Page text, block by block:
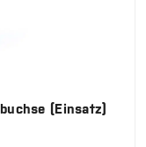
(Einsatz)